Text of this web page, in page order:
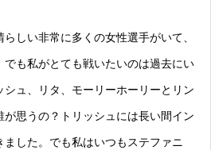
らしい非常に多くの女性選手がいて、
も私がとても戦いたいのは過去にい
ュ、リタ、モーリーホーリーとリン
思うの？トリッシュには長い間イン
した。でも私はいつもステファニ